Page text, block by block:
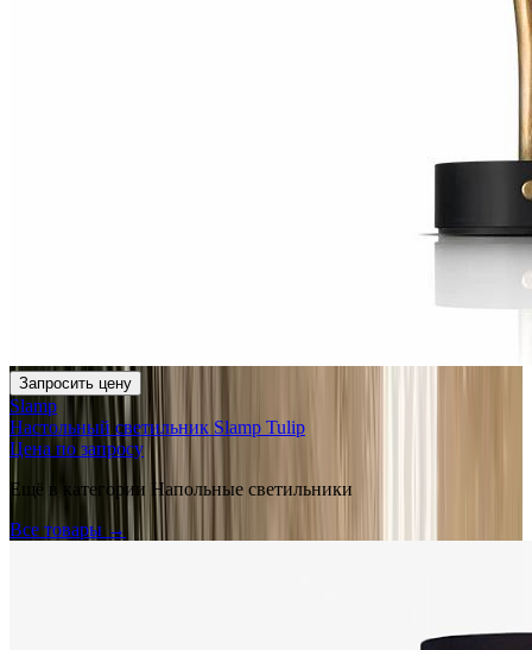
Запросить цену
Slamp
Настольный светильник Slamp Tulip
Цена по запросу
Ещё в категории Напольные светильники
Все товары →